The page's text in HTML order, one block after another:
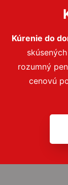
Kúrenie do
rozumný
cenovú